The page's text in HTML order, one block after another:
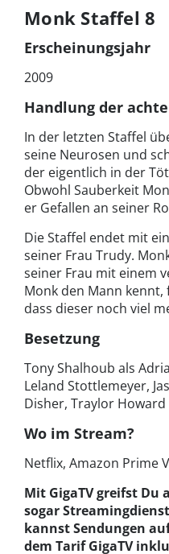
Monk Staffel 8
Erscheinungsjahr
2009
Handlung der
In der letzten Staffel
seine Neurosen und
der eigentlich in der
Obwohl Sauberkeit
er Gefallen an seiner
Die Staffel endet mit
seiner Frau Trudy.
seiner Frau mit einem
Monk den Mann
dass dieser noch viel
Besetzung
Tony Shalhoub als
Leland Stottlemeyer,
Disher, Traylor
Wo im Stream?
Netflix, Amazon Prime
Mit GigaTV greifst Du
sogar
kannst Sendungen
dem Tarif GigaTV